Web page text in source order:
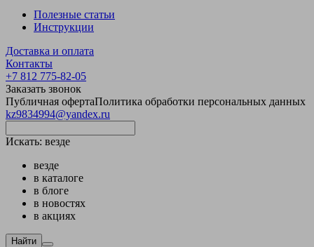
Полезные статьи
Инструкции
Доставка и оплата
Контакты
+7 812 775-82-05
Заказать звонок
Публичная офертаПолитика обработки персональных данных
kz9834994@yandex.ru
Искать: везде
везде
в каталоге
в блоге
в новостях
в акциях
Найти